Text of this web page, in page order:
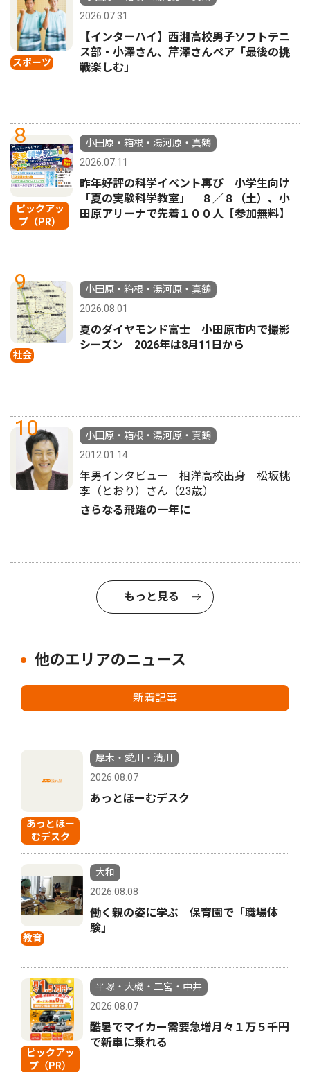
スポーツ
2026.07.31
【インターハイ】西湘高校男子ソフトテニ
ス部・小澤さん、芹澤さんペア「最後の挑
戦楽しむ」
8
ピックアッ
プ（PR）
小田原・箱根・湯河原・真鶴
2026.07.11
昨年好評の科学イベント再び 小学生向け
「夏の実験科学教室」 ８／８（土）、小
田原アリーナで先着１００人【参加無料】
9
社会
小田原・箱根・湯河原・真鶴
2026.08.01
夏のダイヤモンド富士 小田原市内で撮影
シーズン 2026年は8月11日から
10
小田原・箱根・湯河原・真鶴
2012.01.14
年男インタビュー 相洋高校出身 松坂桃
李（とおり）さん（23歳）
さらなる飛躍の一年に
もっと見る
他のエリアのニュース
新着記事
あっとほー
むデスク
厚木・愛川・清川
2026.08.07
あっとほーむデスク
教育
大和
2026.08.08
働く親の姿に学ぶ 保育園で「職場体
験」
ピックアッ
プ（PR）
平塚・大磯・二宮・中井
2026.08.07
酷暑でマイカー需要急増月々１万５千円
で新車に乗れる